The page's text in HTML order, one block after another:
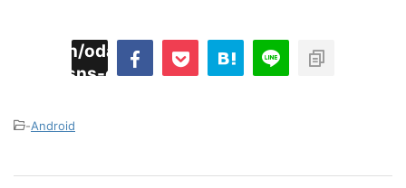
odaiji.com/public_html/blog/wp-
sns-count-cache/sns-count-
-Android